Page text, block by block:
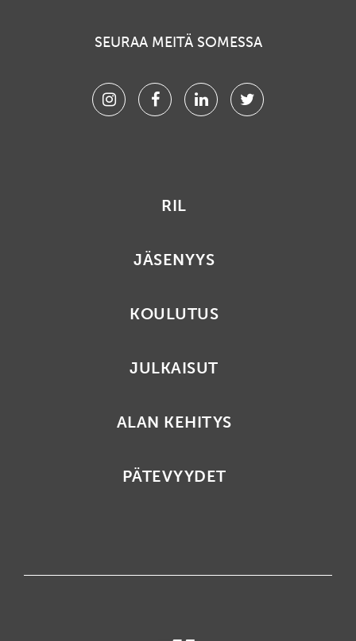
SEURAA MEITÄ SOMESSA
InstagramFacebookLinkedinTwitter
RIL
JÄSENYYS
KOULUTUS
JULKAISUT
ALAN KEHITYS
PÄTEVYYDET